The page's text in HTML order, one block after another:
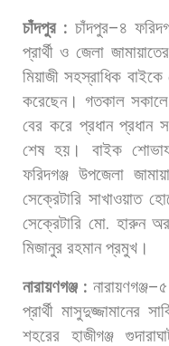
চাঁদপুর: চাঁদপুর–৪
প্রার্থী ও জেলা জামায়াতের
মিয়াজী সহস্রাধিক বাইকে
করেছেন। গতকাল সকালে
বের করে প্রধান প্রধান
শেষ হয়। বাইক
ফরিদগঞ্জ উপজেলা
সেক্রেটারি সাখাওয়াত
সেক্রেটারি মো. হারুন অর
মিজানুর রহমান প্রমুখ।
নারায়ণগঞ্জ : নারায়ণগঞ্জ–৫
প্রার্থী মাসুদুজ্জামানের
শহরের
হাজীগঞ্জ